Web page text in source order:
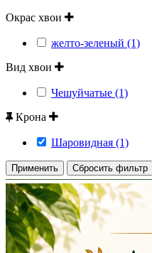
Окрас хвои
желто-зеленый (1)
Вид хвои
Чешуйчатые (1)
Крона
Шаровидная (1)
Применить Сбросить фильтр